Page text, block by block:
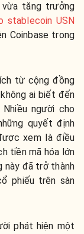
vừa tăng trưởng
stablecoin USN
Coinbase trong
từ cộng đồng
ai biết đến
người cho
quyết định
xem là điều
tiền mã hóa lớn
này đã trở thành
phiếu trên sàn
phát hiện một